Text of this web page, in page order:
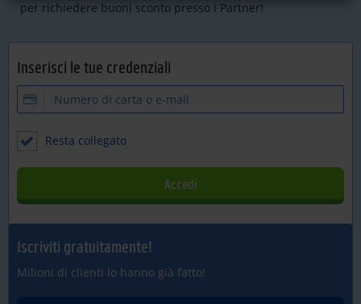
per richiedere buoni sconto presso i Partner!
Inserisci le tue credenziali
Resta collegato
Iscriviti gratuitamente!
Milioni di clienti lo hanno già fatto!